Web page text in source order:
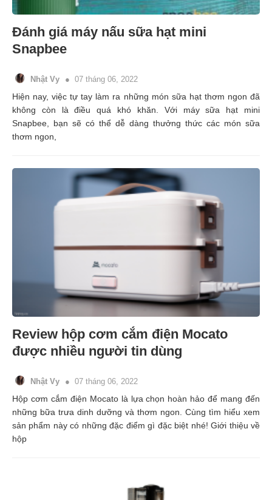
Đánh giá máy nấu sữa hạt mini
Snapbee
Nhật Vy 07 tháng 06, 2022
Hiện nay, việc tự tay làm ra những món sữa hạt thơm ngon đã
không còn là điều quá khó khăn. Với máy sữa hạt mini
Snapbee, bạn sẽ có thể dễ dàng thưởng thức các món sữa
thơm ngon,
Review hộp cơm cắm điện Mocato
được nhiều người tin dùng
Nhật Vy 07 tháng 06, 2022
Hộp cơm cắm điện Mocato là lựa chọn hoàn hảo để mang đến
những bữa trưa dinh dưỡng và thơm ngon. Cùng tìm hiểu xem
sản phẩm này có những đặc điểm gì đặc biệt nhé! Giới thiệu về
hộp